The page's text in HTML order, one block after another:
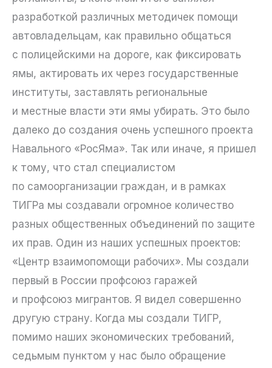
разработкой различных методичек помощи
автовладельцам, как правильно общаться
с полицейскими на дороге, как фиксировать
ямы, актировать их через государственные
институты, заставлять региональные
и местные власти эти ямы убирать. Это было
далеко до создания очень успешного проекта
Навального «РосЯма». Так или иначе, я пришел
к тому, что стал специалистом
по самоорганизации граждан, и в рамках
ТИГРа мы создавали огромное количество
разных общественных объединений по защите
их прав. Один из наших успешных проектов:
«Центр взаимопомощи рабочих». Мы создали
первый в России профсоюз гаражей
и профсоюз мигрантов. Я видел совершенно
другую страну. Когда мы создали ТИГР,
помимо наших экономических требований,
седьмым пунктом у нас было обращение